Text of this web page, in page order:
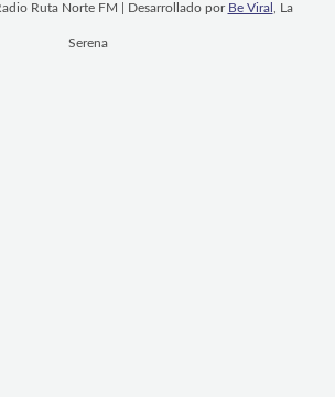
Ruta Norte FM | Desarrollado por Be Viral , La
Serena